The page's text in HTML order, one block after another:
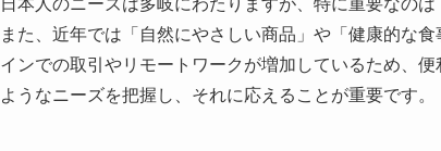
また、近年では「自然にやさしい商品」や「健康的な
インでの取引やリモートワークが増加しているため、
ようなニーズを把握し、それに応えることが重要です。